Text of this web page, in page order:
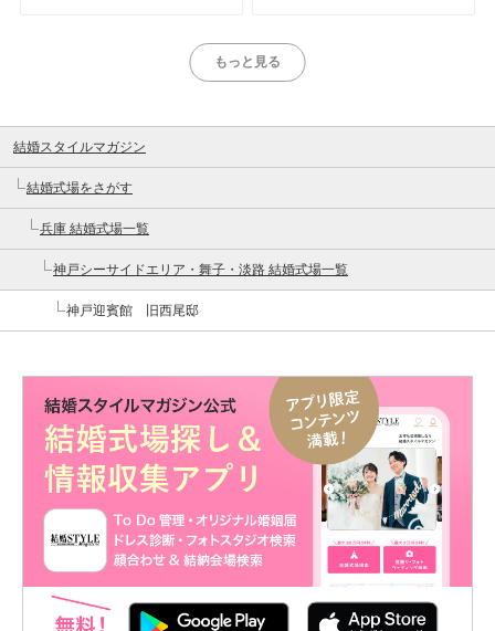
もっと見る
結婚スタイルマガジン
結婚式場をさがす
兵庫 結婚式場一覧
神戸シーサイドエリア・舞子・淡路 結婚式場一覧
神戸迎賓館 旧西尾邸